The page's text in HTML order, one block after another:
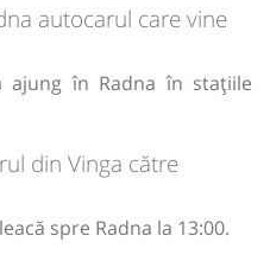
autocarul care vine
ajung în Radna în stațiile
din Vinga către
spre Radna la 13:00.